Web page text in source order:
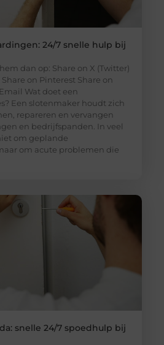
24/7 snelle hulp bij
dan op: Share on X (Twitter)
on Pinterest Share on
Wat doet een
Een slotenmaker houdt zich
repareren en vervangen
en bedrijfspanden. In veel
om geplande
om acute problemen die
snelle 24/7 spoedhulp bij